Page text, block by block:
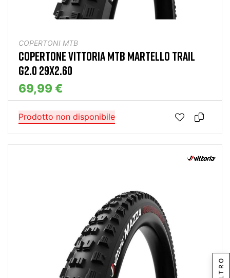
COPERTONI MTB
COPERTONE VITTORIA MTB MARTELLO TRAIL
G2.0 29X2.60
69,99 €
Prodotto non disponibile